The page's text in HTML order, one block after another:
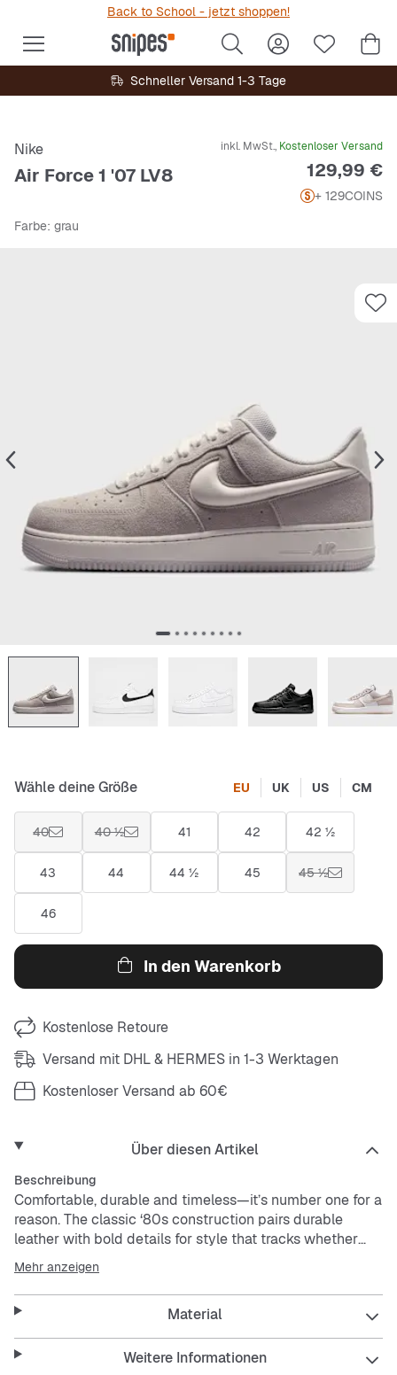
Back to School - jetzt shoppen!
Schneller Versand 1-3 Tage
Nike
Air Force 1 '07 LV8
inkl. MwSt., Kostenloser Versand
Preis
129,99 €
+ 129COINS
Farbe: grau
Wähle deine Größe EU UK US CM
40 40 ½ 41 42 42 ½
43 44 44 ½ 45 45 ½
46
In den Warenkorb
Kostenlose Retoure
Versand mit DHL & HERMES in 1-3 Werktagen
Kostenloser Versand ab 60€
Über diesen Artikel
Beschreibung
Comfortable, durable and timeless—it’s number one for a
reason. The classic ‘80s construction pairs durable
leather with bold details for style that tracks whether
you’re on court or on the go.
Genuine and synthetic leather upper with perforated toe
box is breathable and comfortable.
Nike Air unit provides lightweight cushioning.
Rubber outsole with classic pivot circles delivers
Mehr anzeigen
Material
Weitere Informationen